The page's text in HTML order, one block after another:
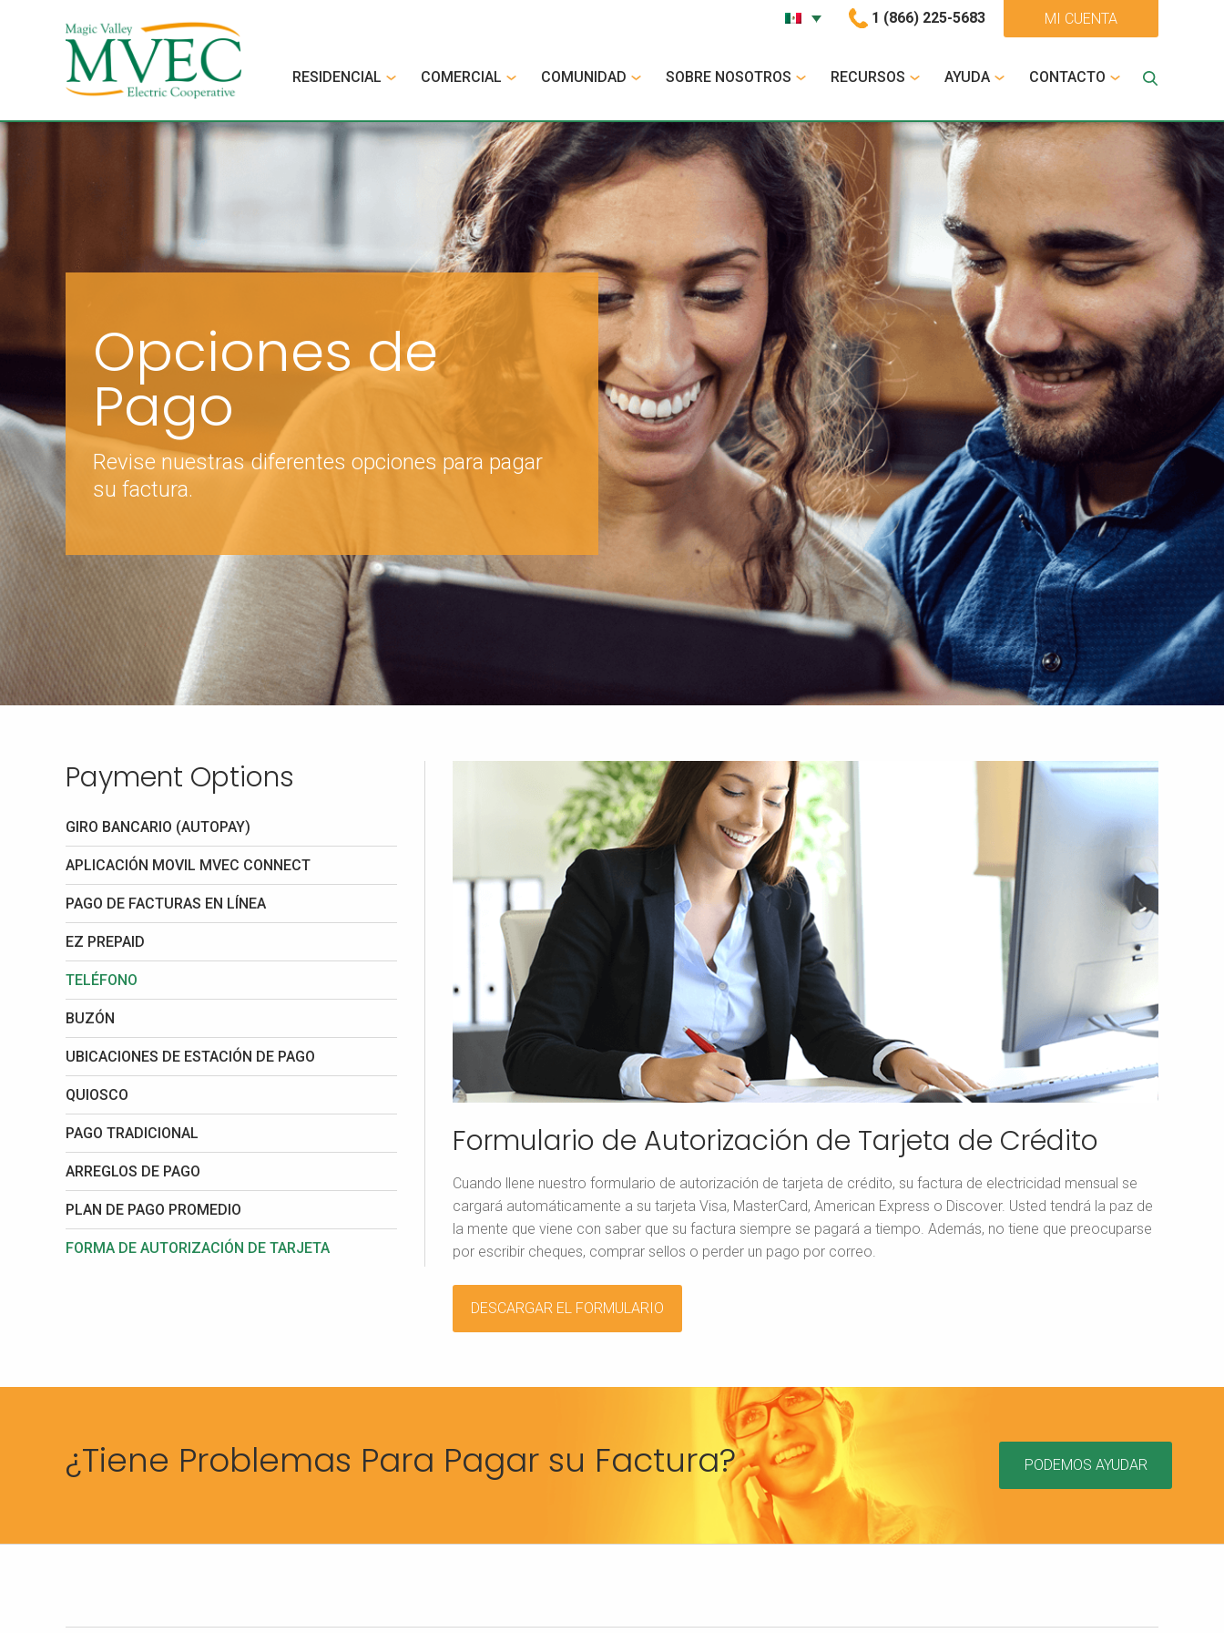
1 (866) 225-5683 MI CUENTA
RESIDENCIAL COMERCIAL COMUNIDAD SOBRE NOSOTROS RECURSOS AYUDA CONTACTO
Opciones de
Pago
Revise nuestras diferentes opciones para pagar
su factura.
Formulario de Autorización de Tarjeta de Crédito
Cuando llene nuestro formulario de autorización de tarjeta de crédito, su factura de electricidad mensual se
cargará automáticamente a su tarjeta Visa, MasterCard, American Express o Discover. Usted tendrá la paz de
la mente que viene con saber que su factura siempre se pagará a tiempo. Además, no tiene que preocuparse
por escribir cheques, comprar sellos o perder un pago por correo.
DESCARGAR EL FORMULARIO
Payment Options
GIRO BANCARIO (AUTOPAY)
APLICACIÓN MOVIL MVEC CONNECT
PAGO DE FACTURAS EN LÍNEA
EZ PREPAID
TELÉFONO
BUZÓN
UBICACIONES DE ESTACIÓN DE PAGO
QUIOSCO
PAGO TRADICIONAL
ARREGLOS DE PAGO
PLAN DE PAGO PROMEDIO
FORMA DE AUTORIZACIÓN DE TARJETA
¿Tiene Problemas Para Pagar su Factura? PODEMOS AYUDAR